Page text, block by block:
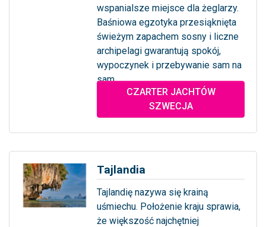
wspanialsze miejsce dla żeglarzy.
Baśniowa egzotyka przesiąknięta
świeżym zapachem sosny i liczne
archipelagi gwarantują spokój,
wypoczynek i przebywanie sam na
sam...
CZARTER JACHTÓW
SZWECJA
Tajlandia
Tajlandię nazywa się krainą
uśmiechu. Położenie kraju sprawia,
że większość najchętniej